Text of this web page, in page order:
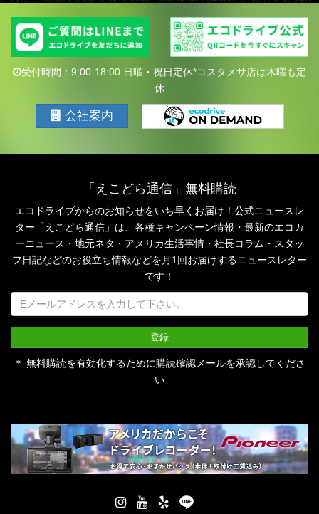
受付時間：9:00-18:00 日曜・祝日定休*コスタメサ店は木曜も定
休
会社案内
「えこどら通信」無料購読
エコドライブからのお知らせをいち早くお届け！公式ニュースレ
ター「えこどら通信」は、 各種キャンペーン情報・最新のエコカ
ーニュース・地元ネタ・アメリカ生活事情・社長コラム・ スタッ
フ日記などのお役立ち情報などを月1回お届けするニュースレター
です！
＊ 無料購読を有効化するために購読確認メールを承認してくださ
い